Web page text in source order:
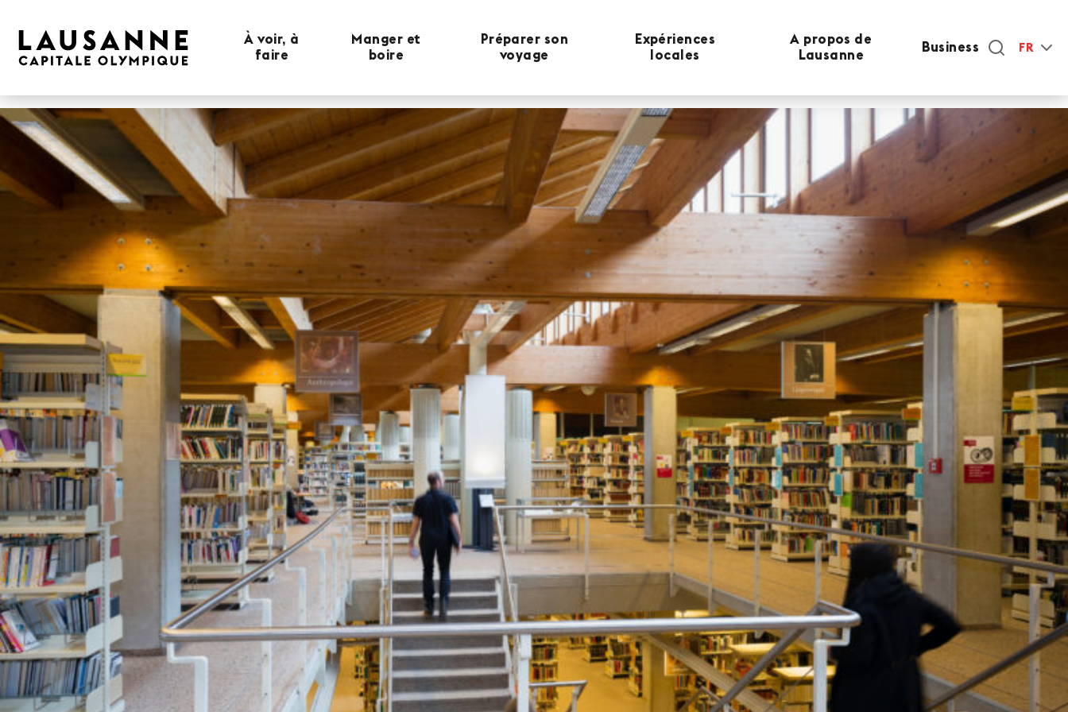
À voir, à
faire
Manger et
boire
Préparer son
voyage
Expériences
locales
A propos de
Lausanne
Business FR